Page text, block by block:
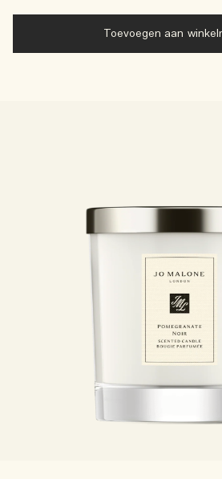
Toevoegen aan